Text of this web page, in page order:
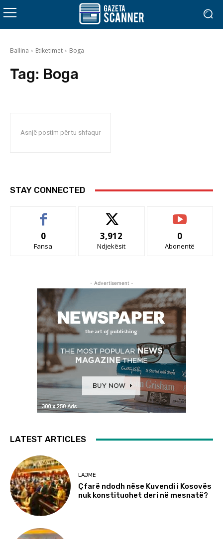
Ballina Etiketimet Boga
Tag: Boga
Asnjë postim për tu shfaqur
STAY CONNECTED
0
Fansa
3,912
Ndjekësit
0
Abonentë
- Advertisement -
LATEST ARTICLES
LAJME
Çfarë ndodh nëse Kuvendi i Kosovës
nuk konstituohet deri në mesnatë?